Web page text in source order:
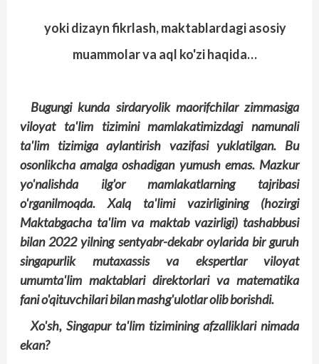
yoki dizayn fikrlash, maktablardagi asosiy
muammolar va aql ko'zi haqida…
Bugungi kunda sirdaryolik maorifchilar zimmasiga
viloyat ta'lim tizimini mamlakatimizdagi namunali
ta'lim tizimiga aylantirish vazifasi yuklatilgan. Bu
osonlikcha amalga oshadigan yumush emas. Mazkur
yo'nalishda ilg'or mamlakatlarning tajribasi
o'rganilmoqda. Xalq ta'limi vazirligining (hozirgi
Maktabgacha ta'lim va maktab vazirligi) tashabbusi
bilan 2022 yilning sentyabr-dekabr oylarida bir guruh
singapurlik mutaxassis va ekspertlar viloyat
umumta'lim maktablari direktorlari va matematika
fani o'qituvchilari bilan mashg'ulotlar olib borishdi.
Xo'sh, Singapur ta'lim tizimining afzalliklari nimada
ekan?